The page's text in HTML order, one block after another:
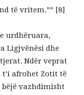
të vritem.”” [8]
urdhëruara,
Ligjvënësi dhe
Ndër veprat
afrohet Zotit të
vazhdimisht